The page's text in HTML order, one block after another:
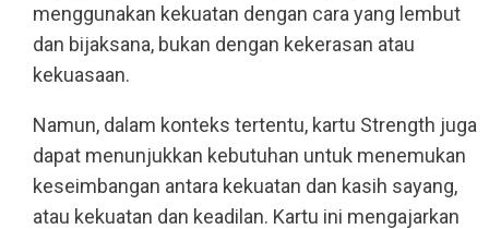
menggunakan kekuatan dengan cara yang lembut
dan bijaksana, bukan dengan kekerasan atau
kekuasaan.
Namun, dalam konteks tertentu, kartu Strength juga
dapat menunjukkan kebutuhan untuk menemukan
keseimbangan antara kekuatan dan kasih sayang,
atau kekuatan dan keadilan. Kartu ini mengajarkan